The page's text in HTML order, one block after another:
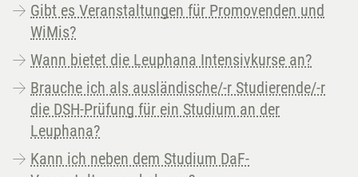
Gibt es Veranstaltungen für Promovenden und
WiMis?
Wann bietet die Leuphana Intensivkurse an?
Brauche ich als ausländische/-r Studierende/-r
die DSH-Prüfung für ein Studium an der
Leuphana?
Kann ich neben dem Studium DaF-